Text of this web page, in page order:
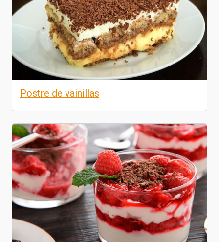
Postre de vainillas